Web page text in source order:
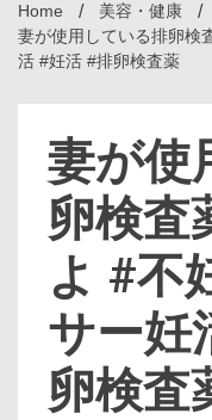
Home
美容・健康
妻が使用している排卵検
活 #妊活 #排卵検査薬
妻が使
卵検査
よ #不
サー妊
卵検査